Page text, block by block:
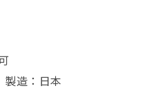
製造：日本